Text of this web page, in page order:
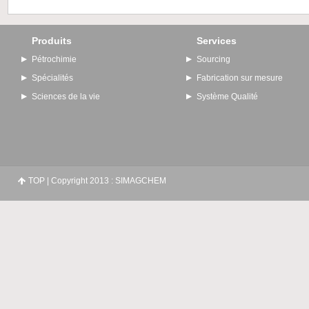
Produits
Pétrochimie
Spécialités
Sciences de la vie
Services
Sourcing
Fabrication sur mesure
Système Qualité
TOP| Copyright 2013 : SIMAGCHEM